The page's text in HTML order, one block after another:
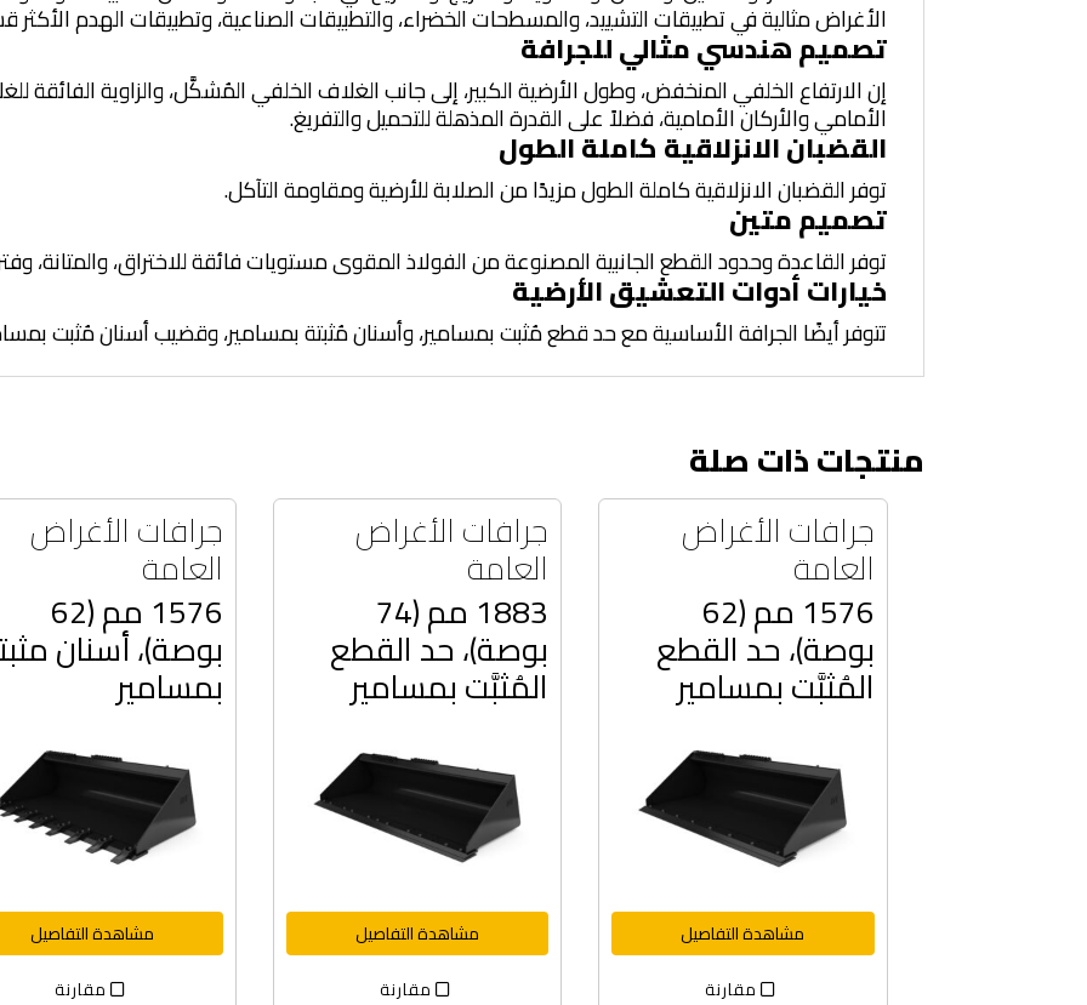
الأغراض مثالية في تطبيقات التشييد، والمسطحات الخضراء، والتطبيقات الصناعية، وتطبيقات الهدم
تصميم هندسي مثالي للجرافة
إن الارتفاع الخلفي المنخفض، وطول الأرضية الكبير، إلى جانب الغلاف الخلفي المُشكَّل، والزاوية الفائقة
الأمامي والأركان الأمامية، فضلاً على القدرة المذهلة للتحميل والتفريغ.
القضبان الانزلاقية كاملة الطول
توفر القضبان الانزلاقية كاملة الطول مزيدًا من الصلابة للأرضية ومقاومة التآكل.
تصميم متين
توفر القاعدة وحدود القطع الجانبية المصنوعة من الفولاذ المقوى مستويات فائقة للاختراق، والمتانة،
خيارات أدوات التعشيق الأرضية
تتوفر أيضًا الجرافة الأساسية مع حد قطع مُثبت بمسامير، وأسنان مُثبتة بمسامير، وقضيب أسنان مُثبت
منتجات ذات صلة
جرافات الأغراض
العامة
1576 مم (62
بوصة)، حد القطع
المُثبَّت بمسامير
مشاهدة التفاصيل
مقارنة
جرافات الأغراض
العامة
1883 مم (74
بوصة)، حد القطع
المُثبَّت بمسامير
مشاهدة التفاصيل
مقارنة
جرافات الأغراض
العامة
1576 مم (62
بوصة)، أسنان
بمسامير
مشاهدة التفاصيل
مقارنة